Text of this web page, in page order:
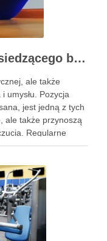
Joga Virasana – pozycja siedzącego bohatera i jej korzyści
ale także
umysłu. Pozycja
jest jedną z tych
ale także przynoszą
Regularne
elastyczność